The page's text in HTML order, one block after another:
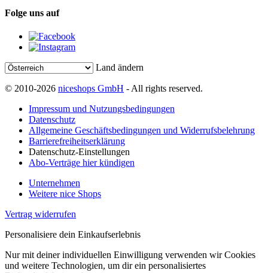
Folge uns auf
Land ändern
© 2010-2026 niceshops GmbH - All rights reserved.
Impressum und Nutzungsbedingungen
Datenschutz
Allgemeine Geschäftsbedingungen und Widerrufsbelehrung
Barrierefreiheitserklärung
Datenschutz-Einstellungen
Abo-Verträge hier kündigen
Unternehmen
Weitere nice Shops
Vertrag widerrufen
Personalisiere dein Einkaufserlebnis
Nur mit deiner individuellen Einwilligung verwenden wir Cookies
und weitere Technologien, um dir ein personalisiertes